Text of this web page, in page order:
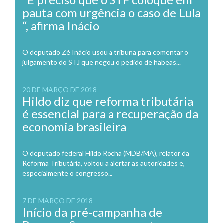
pauta com urgência o caso de Lula
“, afirma Inácio
O deputado Zé Inácio usou a tribuna para comentar o
julgamento do STJ que negou o pedido de habeas...
20 DE MARÇO DE 2018
Hildo diz que reforma tributária
é essencial para a recuperação da
economia brasileira
O deputado federal Hildo Rocha (MDB/MA), relator da
Reforma Tributária, voltou a alertar as autoridades e,
especialmente o congresso...
7 DE MARÇO DE 2018
Início da pré-campanha de